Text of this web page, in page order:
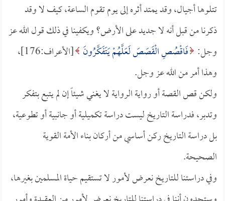
تتلوها أجيال، وقد يمتد أثره إلى يوم تقوم الساعة، كيف لا وقد
ذكرنا من قبل أنه لا جديد على الأرض؟ ويكفينا في ذلك قول الله عز
وجل: فَاقْصُصِ الْقَصَصَ لَعَلَّهُمْ يَتَفَكَّرُونَ
[الأعراف:176]،
وهذا أمر من الله عز وجل.
ولكن قص القصة أو رواية الرواية لا يغني شيئاً إن لم يتبع بتفكر
وتدبر، فدراسة التاريخ ليست دراسة تكميلية أو جانبية أو تطوعية،
بل دراسة التاريخ ركن أساسي من أركان بناء الأمة القوية
الصحيحة.
وفي دراستنا للتاريخ نعرض لأمور لا تستقيم حياة المسلمين بغيرها،